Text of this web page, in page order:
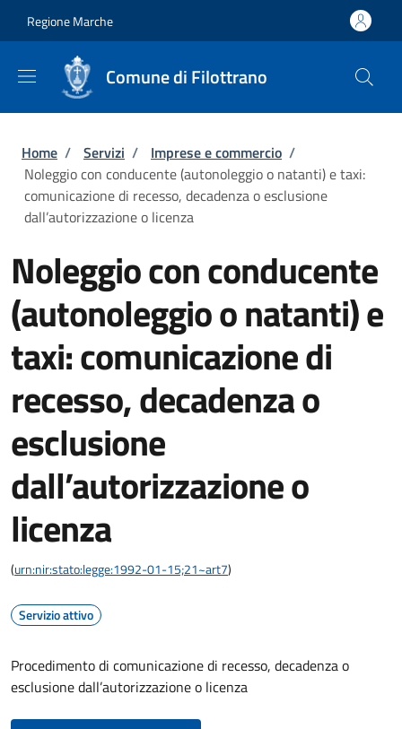
Regione Marche
Comune di Filottrano
Briciole di pane
Home / Servizi / Imprese e commercio /
Noleggio con conducente (autonoleggio o natanti) e taxi:
comunicazione di recesso, decadenza o esclusione
dall’autorizzazione o licenza
Noleggio con conducente
(autonoleggio o natanti) e
taxi: comunicazione di
recesso, decadenza o
esclusione
dall’autorizzazione o
licenza
(urn:nir:stato:legge:1992-01-15;21~art7)
Servizio attivo
Procedimento di comunicazione di recesso, decadenza o
esclusione dall’autorizzazione o licenza